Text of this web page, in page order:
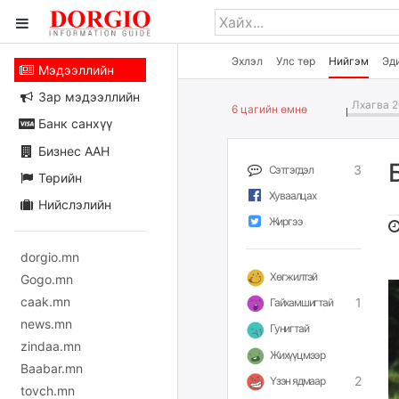
Эхлэл Улс төр Нийгэм
Мэдээллийн
Зар мэдээллийн
Банк санхүү
Бизнес ААН
Төрийн
Нийслэлийн
dorgio.mn
Gogo.mn
caak.mn
news.mn
zindaa.mn
Baabar.mn
tovch.mn
6 цагийн өмнө Лхагва
Сэтгэгдэл 3
Хуваалцах
Жиргээ
Хөгжилтэй
Гайхамшигтай
1
Гунигтай
Жихүүцмээр
Үзэн ядмаар
2